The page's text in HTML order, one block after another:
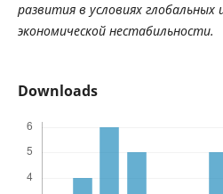
развития в условиях глобальных
экономической нестабильности.
Downloads